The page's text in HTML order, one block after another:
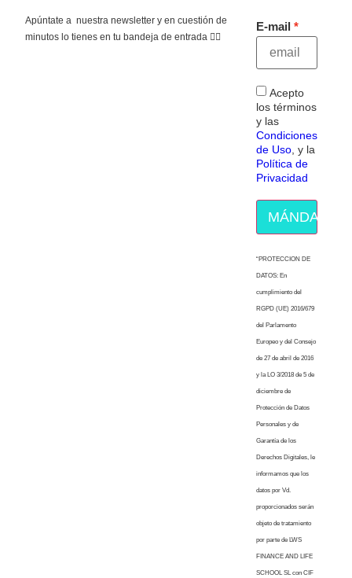
Apúntate a nuestra newsletter y en cuestión de
minutos lo tienes en tu bandeja de entrada 👇🏻
E-mail
Acepto
los términos
y las
Condiciones
de Uso, y la
Política de
Privacidad
MÁNDAME
“PROTECCION DE
DATOS: En
cumplimiento del
RGPD (UE) 2016/679
del Parlamento
Europeo y del Consejo
de 27 de abril de 2016
y la LO 3/2018 de 5 de
diciembre de
Protección de Datos
Personales y de
Garantía de los
Derechos Digitales, le
informamos que los
datos por Vd.
proporcionados serán
objeto de tratamiento
por parte de LWS
FINANCE AND LIFE
SCHOOL SL con CIF